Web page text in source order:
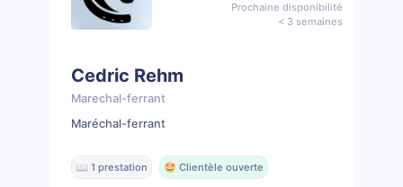
Prochaine disponibilité
< 3 semaines
Cedric Rehm
Marechal-ferrant
Maréchal-ferrant
📖 1 prestation 🤩 Clientèle ouverte